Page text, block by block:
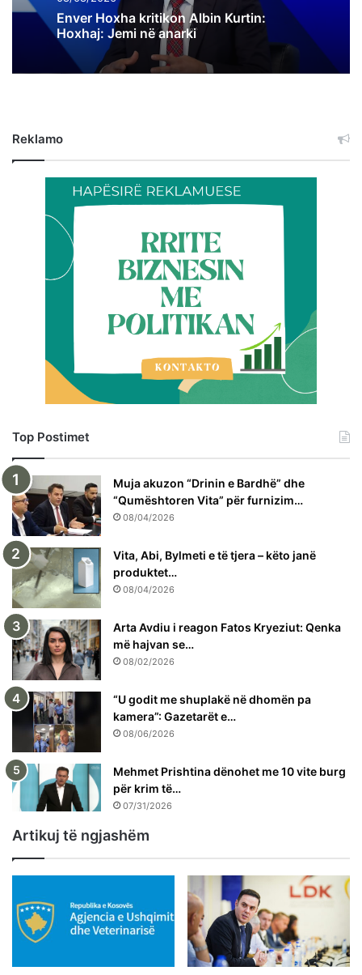
Enver Hoxha kritikon Albin Kurtin:
Hoxhaj: Jemi në anarki
Reklamo
Top Postimet
Muja akuzon “Drinin e Bardhë” dhe
“Qumështoren Vita” për furnizim…
08/04/2026
Vita, Abi, Bylmeti e të tjera – këto janë
produktet…
08/04/2026
Arta Avdiu i reagon Fatos Kryeziut: Qenka
më hajvan se…
08/02/2026
“U godit me shuplakë në dhomën pa
kamera”: Gazetarët e…
08/06/2026
Mehmet Prishtina dënohet me 10 vite burg
për krim të…
07/31/2026
Artikuj të ngjashëm